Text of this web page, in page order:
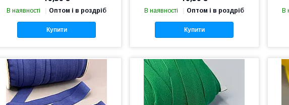
В наявності Оптом і в роздріб
Купити
В наявності Оптом і в роздріб
Купити
В